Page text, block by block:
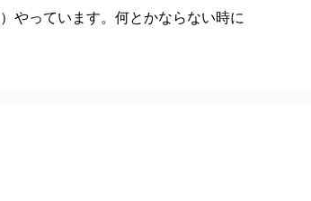
やっています。何とかならない時に